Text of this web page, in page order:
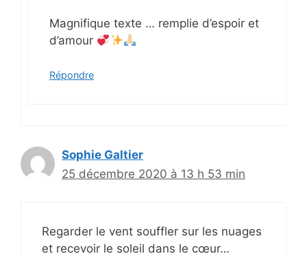
Magnifique texte … remplie d’espoir et
d’amour
Répondre
Sophie Galtier
25 décembre 2020 à 13 h 53 min
Regarder le vent souffler sur les nuages
et recevoir le soleil dans le cœur…